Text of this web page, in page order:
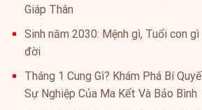
Giáp Thân
Sinh năm 2030: Mệnh gì, Tuổi con
đời
Tháng 1 Cung Gì? Khám Phá Bí
Sự Nghiệp Của Ma Kết Và Bảo Bình